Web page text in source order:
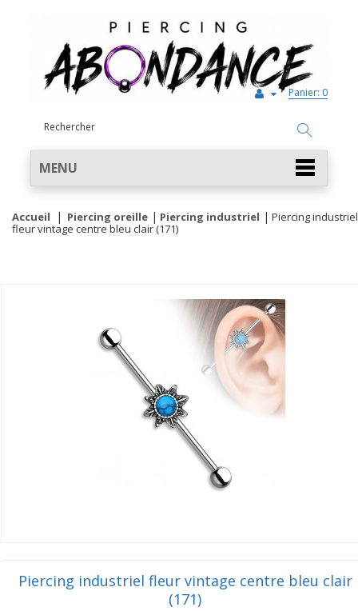
Panier: 0
MENU
Accueil Piercing oreille Piercing industriel
Piercing industriel
fleur vintage centre bleu clair (171)
Piercing industriel fleur vintage centre bleu clair
(171)